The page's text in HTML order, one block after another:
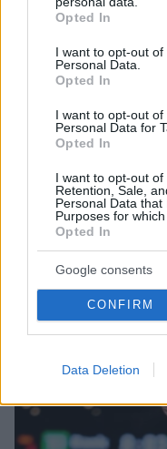
grant or deny consent
use your data for
consent section.
Opted In
I want to opt-out
Personal Data.
Opted In
I want to opt-out
Personal Data for
Opted In
I want to opt-out of
Retention, Sale,
Personal Data
Purposes for
Opted In
Google consents
CONFIRM
Data Deletion
«Πόσα θέλεις για
Κρήτη ζητά... τιμή
καταγγέλλει ο
07.08.2026, 18:22